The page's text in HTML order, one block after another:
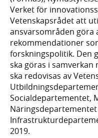
Verket för
Vetenskapsrådet att
ansvarsområden göra
rekommendationer
forskningspolitik. Den
ska göras i
ska redovisas av
Socialdepartementet,
2019.